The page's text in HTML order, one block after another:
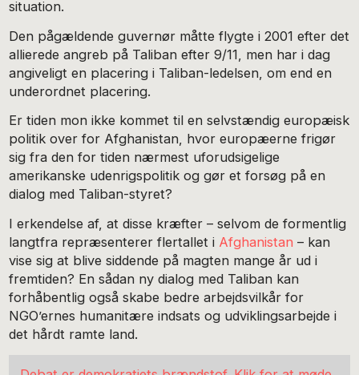
situation.
Den pågældende guvernør måtte flygte i 2001 efter det
allierede angreb på Taliban efter 9/11, men har i dag
angiveligt en placering i Taliban-ledelsen, om end en
underordnet placering.
Er tiden mon ikke kommet til en selvstændig europæisk
politik over for Afghanistan, hvor europæerne frigør
sig fra den for tiden nærmest uforudsigelige
amerikanske udenrigspolitik og gør et forsøg på en
dialog med Taliban-styret?
I erkendelse af, at disse kræfter – selvom de formentlig
langtfra repræsenterer flertallet i Afghanistan – kan
vise sig at blive siddende på magten mange år ud i
fremtiden? En sådan ny dialog med Taliban kan
forhåbentlig også skabe bedre arbejdsvilkår for
NGO’ernes humanitære indsats og udviklingsarbejde i
det hårdt ramte land.